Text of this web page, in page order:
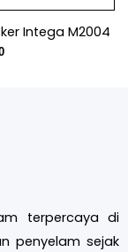
Intega M2004
terpercaya di
penyelam sejak